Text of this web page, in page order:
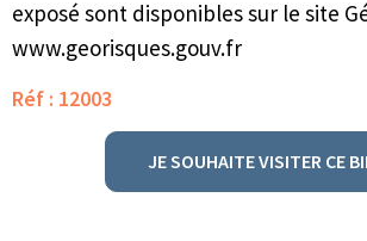
exposé sont disponibles sur le site
www.georisques.gouv.fr
Réf : 12003
JE SOUHAITE VISITER CE